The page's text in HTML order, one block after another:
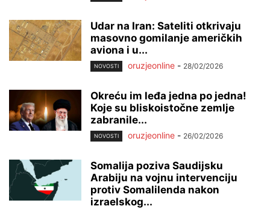
Udar na Iran: Sateliti otkrivaju
masovno gomilanje američkih
aviona i u...
NOVOSTI oruzjeonline - 28/02/2026
Okreću im leđa jedna po jedna!
Koje su bliskoistočne zemlje
zabranile...
NOVOSTI oruzjeonline - 26/02/2026
Somalija poziva Saudijsku
Arabiju na vojnu intervenciju
protiv Somalilenda nakon
izraelskog...